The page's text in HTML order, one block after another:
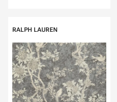
RALPH LAUREN